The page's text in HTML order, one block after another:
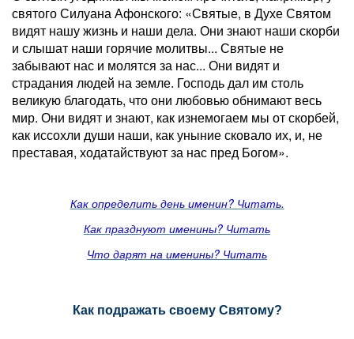
святого Силуана Афонского: «Святые, в Духе Святом
видят нашу жизнь и наши дела. Они знают наши скорби
и слышат наши горячие молитвы... Святые не
забывают нас и молятся за нас... Они видят и
страдания людей на земле. Господь дал им столь
великую благодать, что они любовью обнимают весь
мир. Они видят и знают, как изнемогаем мы от скорбей,
как иссохли души наши, как уныние сковало их, и, не
преставая, ходатайствуют за нас пред Богом».
Как определить день именин? Читать.
Как празднуют именины? Читать
Что дарят на именины? Читать
Как подражать своему Святому?